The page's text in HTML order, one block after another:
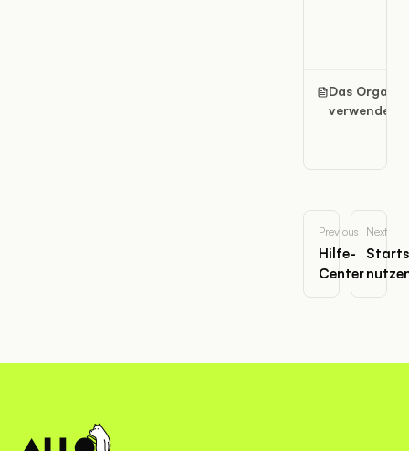
Das
verwenden
Previous
Hilfe-
Center
Next